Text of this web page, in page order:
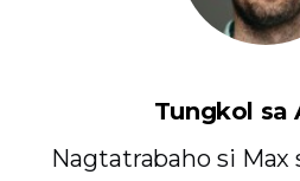
Tungkol sa
Nagtatrabaho si